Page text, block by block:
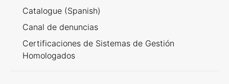
Catalogue (Spanish)
Canal de denuncias
Certificaciones de Sistemas de Gestión
Homologados